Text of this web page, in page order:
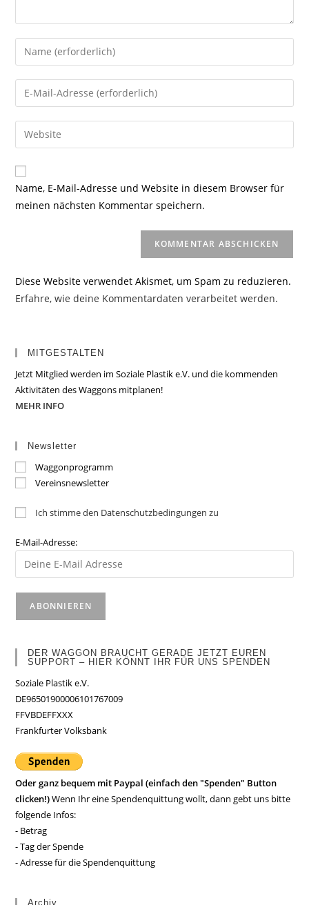
Gib
deinen
Namen
oder
zum
Kommentieren
ein
Gib
deine
E-
Mail-
zum
Kommentieren
ein
Gib
deine
Website-
URL
Name, E-Mail-Adresse und Website in diesem Browser für
meinen nächsten Kommentar speichern.
Diese Website verwendet Akismet, um Spam zu reduzieren.
Erfahre, wie deine Kommentardaten verarbeitet werden.
MITGESTALTEN
Jetzt Mitglied werden im Soziale Plastik e.V. und die kommenden
Aktivitäten des Waggons mitplanen!
MEHR INFO
Newsletter
Waggonprogramm
Vereinsnewsletter
Ich stimme den Datenschutzbedingungen zu
E-Mail-Adresse:
DER WAGGON BRAUCHT GERADE JETZT EUREN
SUPPORT – HIER KÖNNT IHR FÜR UNS SPENDEN
Soziale Plastik e.V.
DE96501900006101767009
FFVBDEFFXXX
Frankfurter Volksbank
Oder ganz bequem mit Paypal (einfach den "Spenden" Button
clicken!)Wenn Ihr eine Spendenquittung wollt, dann gebt uns bitte
folgende Infos:
- Betrag
- Tag der Spende
- Adresse für die Spendenquittung
Archiv